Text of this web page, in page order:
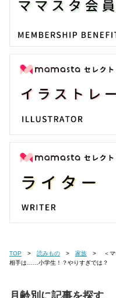
TOP 読みもの 家族
相手は……小学生！？やりすぎでは？